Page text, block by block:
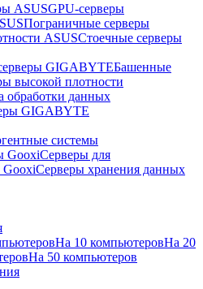
ASUSGPU-серверы
Пограничные серверы
ASUSСтоечные серверы
GIGABYTEБашенные
высокой плотности
обработки данных
GIGABYTE
системы
GooxiСерверы для
GooxiСерверы хранения данных
На 10 компьютеровНа 20
На 50 компьютеров